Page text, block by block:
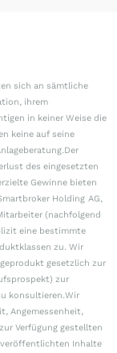
sich an sämtliche
ihrem
in keiner Weise die
keine auf seine
des eingesetzten
Gewinne bieten
Holding AG,
(nachfolgend
eine bestimmte
zu. Wir
gesetzlich zur
zur
konsultieren.Wir
Angemessenheit,
Verfügung gestellten
veröffentlichten Inhalte